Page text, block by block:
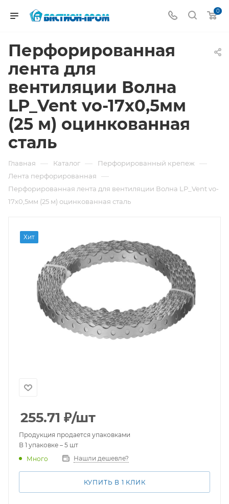
0
Перфорированная
лента для
вентиляции Волна
LP_Vent vo-17x0,5мм
(25 м) оцинкованная
сталь
Главная — Каталог — Перфорированный крепеж —
Лента перфорированная —
Перфорированная лента для вентиляции Волна LP_Vent vo-
17x0,5мм (25 м) оцинкованная сталь
Хит
255.71 ₽/шт
Продукция продается упаковками
В 1 упаковке – 5 шт
Много
Нашли дешевле?
КУПИТЬ В 1 КЛИК